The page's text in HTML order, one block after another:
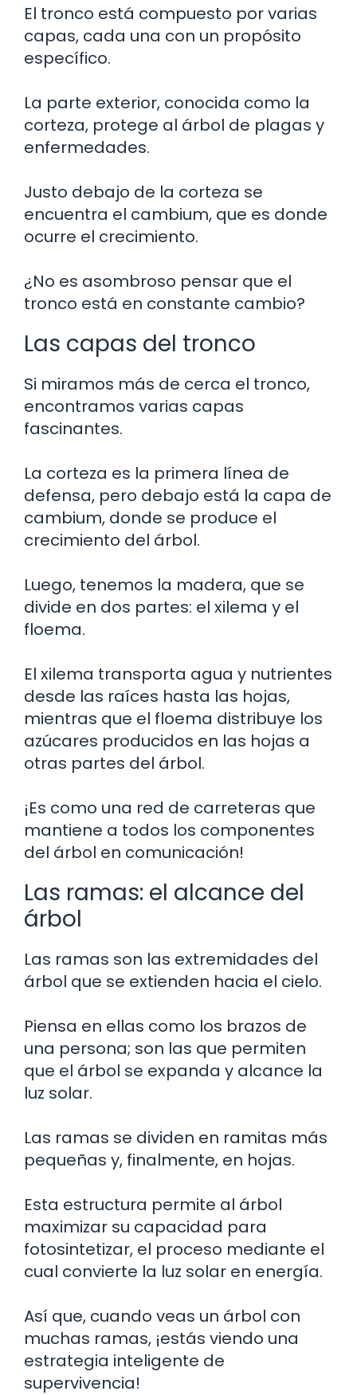
El tronco está compuesto por varias
capas, cada una con un propósito
específico.
La parte exterior, conocida como la
corteza, protege al árbol de plagas y
enfermedades.
Justo debajo de la corteza se
encuentra el cambium, que es donde
ocurre el crecimiento.
¿No es asombroso pensar que el
tronco está en constante cambio?
Las capas del tronco
Si miramos más de cerca el tronco,
encontramos varias capas
fascinantes.
La corteza es la primera línea de
defensa, pero debajo está la capa de
cambium, donde se produce el
crecimiento del árbol.
Luego, tenemos la madera, que se
divide en dos partes: el xilema y el
floema.
El xilema transporta agua y nutrientes
desde las raíces hasta las hojas,
mientras que el floema distribuye los
azúcares producidos en las hojas a
otras partes del árbol.
¡Es como una red de carreteras que
mantiene a todos los componentes
del árbol en comunicación!
Las ramas: el alcance del
árbol
Las ramas son las extremidades del
árbol que se extienden hacia el cielo.
Piensa en ellas como los brazos de
una persona; son las que permiten
que el árbol se expanda y alcance la
luz solar.
Las ramas se dividen en ramitas más
pequeñas y, finalmente, en hojas.
Esta estructura permite al árbol
maximizar su capacidad para
fotosintetizar, el proceso mediante el
cual convierte la luz solar en energía.
Así que, cuando veas un árbol con
muchas ramas, ¡estás viendo una
estrategia inteligente de
supervivencia!